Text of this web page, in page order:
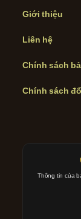
Giới thiệu
Liên hệ
Chính sách
Chính sách
Thông tin của